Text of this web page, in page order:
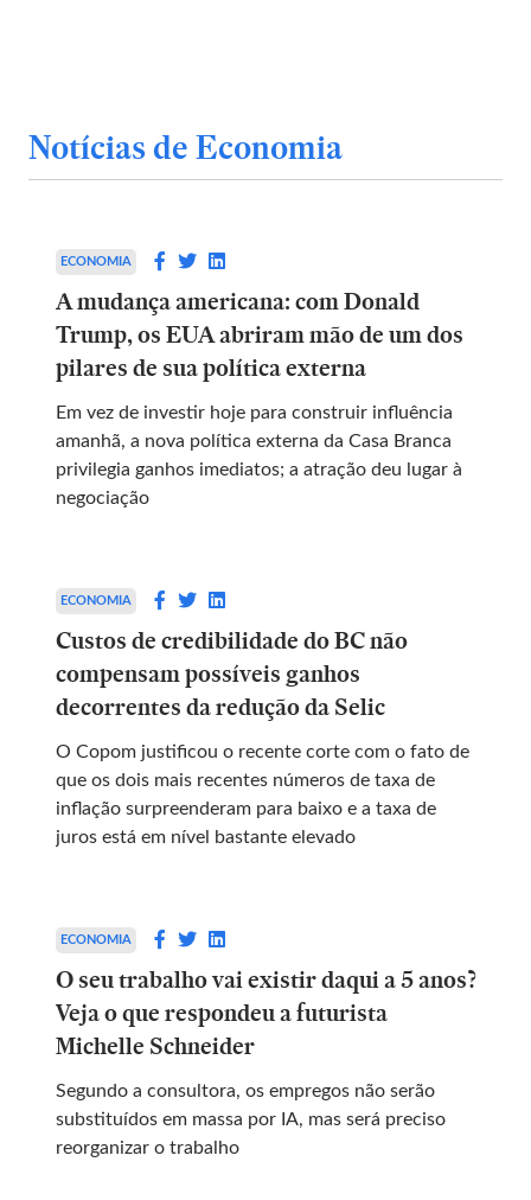
Notícias de Economia
ECONOMIA
A mudança americana: com Donald
Trump, os EUA abriram mão de um dos
pilares de sua política externa
Em vez de investir hoje para construir influência
amanhã, a nova política externa da Casa Branca
privilegia ganhos imediatos; a atração deu lugar à
negociação
ECONOMIA
Custos de credibilidade do BC não
compensam possíveis ganhos
decorrentes da redução da Selic
O Copom justificou o recente corte com o fato de
que os dois mais recentes números de taxa de
inflação surpreenderam para baixo e a taxa de
juros está em nível bastante elevado
ECONOMIA
O seu trabalho vai existir daqui a 5 anos?
Veja o que respondeu a futurista
Michelle Schneider
Segundo a consultora, os empregos não serão
substituídos em massa por IA, mas será preciso
reorganizar o trabalho